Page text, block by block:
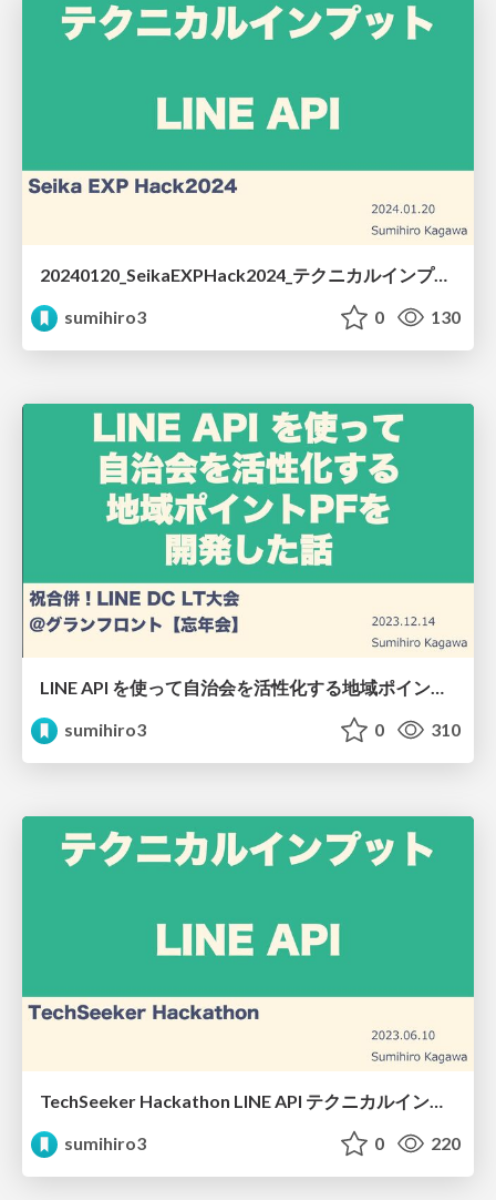
20240120_SeikaEXPHack2024_テクニカルインプット.pdf
sumihiro3
0 130
LINE API を使って自治会を活性化する地域ポイントPFを開発した話
sumihiro3
0 310
sumihiro3
0 220